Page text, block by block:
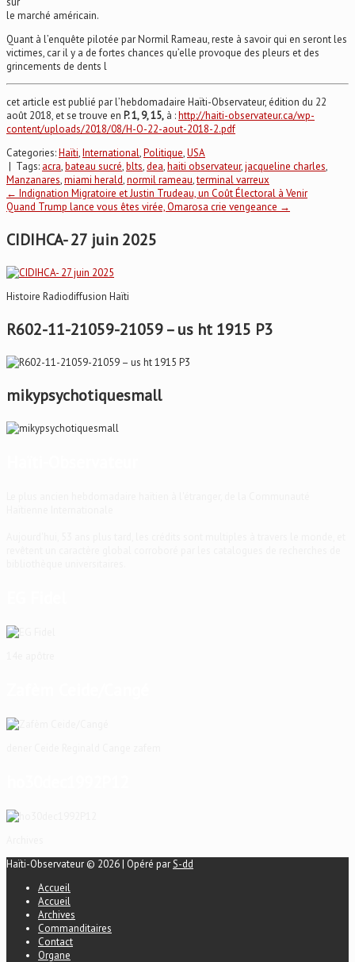
le marché américain.
Quant à l’enquête pilotée par Normil Rameau, reste à savoir qui en seront les
victimes, car il y a de fortes chances qu’elle provoque des pleurs et des
grincements de dents l
cet article est publié par l’hebdomadaire Haïti-Observateur, édition du 22
août 2018, et se trouve en P. 1, 9, 15, à :http://haiti-observateur.ca/wp-
content/uploads/2018/08/H-O-22-aout-2018-2.pdf
Categories:Haïti,International,Politique,USA
| Tags: acra,bateau sucré,blts,dea,haiti observateur,jacqueline charles,
Manzanares,miami herald,normil rameau,terminal varreux
Post
navigation
← Indignation Migratoire et Justin Trudeau, un Coût Électoral à Venir
Quand Trump lance vous êtes virée, Omarosa crie vengeance →
CIDIHCA- 27 juin 2025
Histoire Radiodiffusion Haïti
R602-11-21059-21059 – us ht 1915 P3
mikypsychotiquesmall
Haïti-Observateur © 2026 | Opéré parS-dd
Accueil
Accueil
Archives
Commanditaires
Contact
Organe